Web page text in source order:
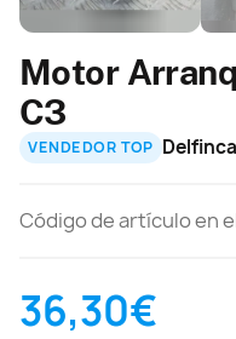
Motor
C3
VENDEDOR TOP
Código de artículo en
36,30€